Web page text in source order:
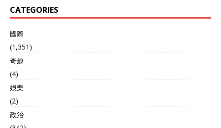
CATEGORIES
國際
(1,351)
奇趣
(4)
娛樂
(2)
政治